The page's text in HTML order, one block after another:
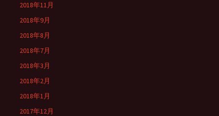
2018年11月
2018年9月
2018年8月
2018年7月
2018年3月
2018年2月
2018年1月
2017年12月